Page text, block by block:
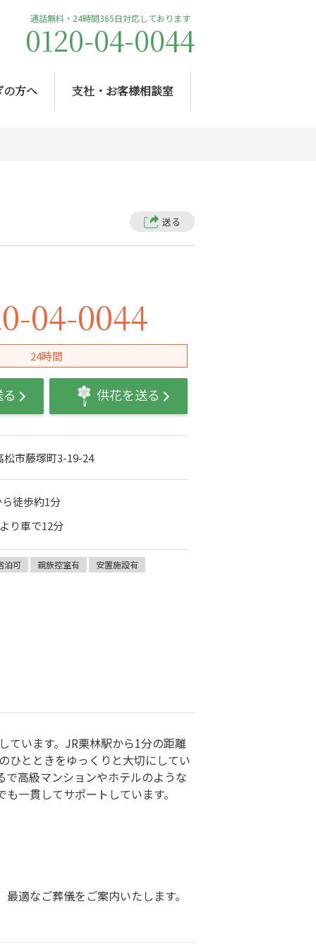
通話無料・24時間365日対応しております
0120-04-0044
の方へ 支社・お客様相談室
送る
04-0044
24時間
供花を送る
松市藤塚町3-19-24
徒歩約1分
り車で12分
泊可 親族控室有
安置施設有
ています。JR栗林駅から1分の距離
ひとときをゆっくりと大切にしてい
高級マンションやホテルのような
一貫してサポートしています。
適なご葬儀をご案内いたします。